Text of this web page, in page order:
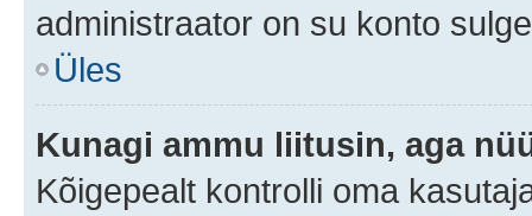
administraator on su konto
Üles
Kunagi ammu liitusin, aga
Kõigepealt kontrolli oma